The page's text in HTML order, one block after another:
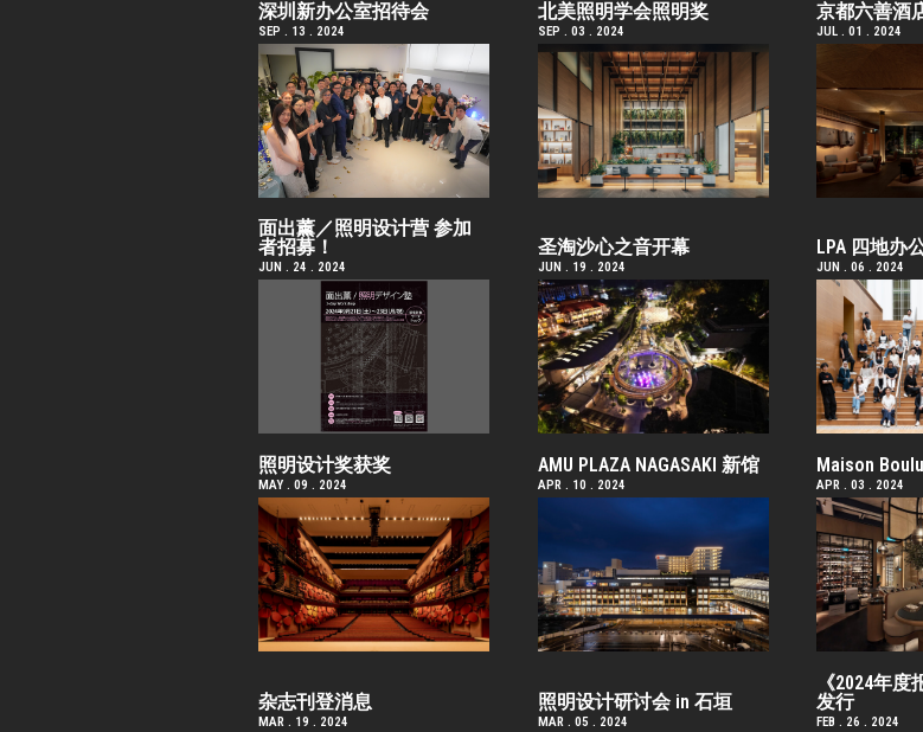
深圳新办公室招待会
SEP . 13 . 2024
北美照明学会照明奖
SEP . 03 . 2024
京都六善酒
JUL . 01 . 2024
面出薰／照明设计营 参加
者招募！
JUN . 24 . 2024
圣淘沙心之音开幕
JUN . 19 . 2024
LPA 四地办
JUN . 06 . 2024
照明设计奖获奖
MAY . 09 . 2024
AMU PLAZA NAGASAKI 新馆
APR . 10 . 2024
Maison
APR . 03 . 2024
杂志刊登消息
MAR . 19 . 2024
照明设计研讨会 in 石垣
MAR . 05 . 2024
《2024年
发行
FEB . 26 . 2024